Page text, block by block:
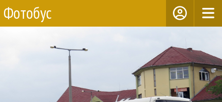
Фотобус